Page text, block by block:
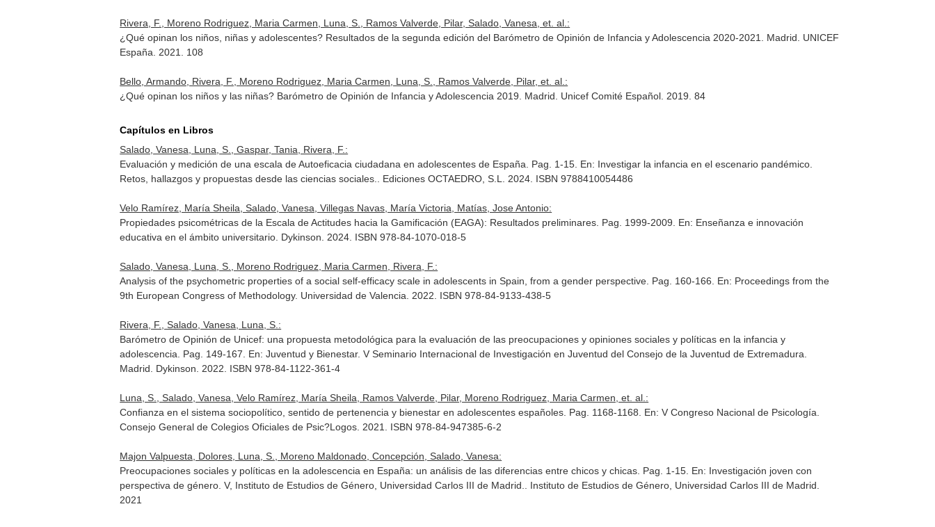
Rivera, F., Moreno Rodriguez, Maria Carmen, Luna, S., Ramos Valverde, Pilar, Salado, Vanesa, et. al.:
¿Qué opinan los niños, niñas y adolescentes? Resultados de la segunda edición del Barómetro de Opinión de Infancia y Adolescencia 2020-2021. Madrid. UNICEF
España. 2021. 108
Bello, Armando, Rivera, F., Moreno Rodriguez, Maria Carmen, Luna, S., Ramos Valverde, Pilar, et. al.:
¿Qué opinan los niños y las niñas? Barómetro de Opinión de Infancia y Adolescencia 2019. Madrid. Unicef Comité Español. 2019. 84
Capítulos en Libros
Salado, Vanesa, Luna, S., Gaspar, Tania, Rivera, F.:
Evaluación y medición de una escala de Autoeficacia ciudadana en adolescentes de España. Pag. 1-15. En: Investigar la infancia en el escenario pandémico.
Retos, hallazgos y propuestas desde las ciencias sociales.
. Ediciones OCTAEDRO, S.L. 2024. ISBN 9788410054486
Velo Ramírez, María Sheila, Salado, Vanesa, Villegas Navas, María Victoria, Matías, Jose Antonio:
Propiedades psicométricas de la Escala de Actitudes hacia la Gamificación (EAGA): Resultados preliminares. Pag. 1999-2009. En: Enseñanza e innovación
educativa en el ámbito universitario . Dykinson. 2024. ISBN 978-84-1070-018-5
Salado, Vanesa, Luna, S., Moreno Rodriguez, Maria Carmen, Rivera, F.:
Analysis of the psychometric properties of a social self-efficacy scale in adolescents in Spain, from a gender perspective. Pag. 160-166. En: Proceedings from the
9th European Congress of Methodology. Universidad de Valencia. 2022. ISBN 978-84-9133-438-5
Rivera, F., Salado, Vanesa, Luna, S.:
Barómetro de Opinión de Unicef: una propuesta metodológica para la evaluación de las preocupaciones y opiniones sociales y políticas en la infancia y
adolescencia. Pag. 149-167. En: Juventud y Bienestar. V Seminario Internacional de Investigación en Juventud del Consejo de la Juventud de Extremadura
Madrid. Dykinson. 2022. ISBN 978-84-1122-361-4
Luna, S., Salado, Vanesa, Velo Ramírez, María Sheila, Ramos Valverde, Pilar, Moreno Rodriguez, Maria Carmen, et. al.:
Confianza en el sistema sociopolítico, sentido de pertenencia y bienestar en adolescentes españoles. Pag. 1168-1168. En: V Congreso Nacional de Psicología
Consejo General de Colegios Oficiales de Psic?Logos. 2021. ISBN 978-84-947385-6-2
Majon Valpuesta, Dolores, Luna, S., Moreno Maldonado, Concepción, Salado, Vanesa:
Preocupaciones sociales y políticas en la adolescencia en España: un análisis de las diferencias entre chicos y chicas. Pag. 1-15. En: Investigación joven con
perspectiva de género. V, Instituto de Estudios de Género, Universidad Carlos III de Madrid.
. Instituto de Estudios de Género, Universidad Carlos III de Madrid.
2021